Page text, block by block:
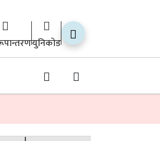
युनिकोड